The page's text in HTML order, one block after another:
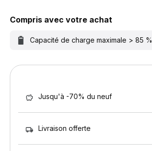
Compris avec votre achat
Capacité de charge maximale > 85 %
Jusqu'à -70% du neuf
Livraison offerte